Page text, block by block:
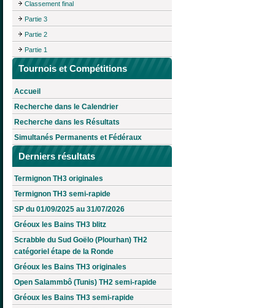
Classement final
Partie 3
Partie 2
Partie 1
Tournois et Compétitions
Accueil
Recherche dans le Calendrier
Recherche dans les Résultats
Simultanés Permanents et Fédéraux
Derniers résultats
Termignon TH3 originales
Termignon TH3 semi-rapide
SP du 01/09/2025 au 31/07/2026
Gréoux les Bains TH3 blitz
Scrabble du Sud Goëlo (Plourhan) TH2
catégoriel étape de la Ronde
Gréoux les Bains TH3 originales
Open Salammbô (Tunis) TH2 semi-rapide
Gréoux les Bains TH3 semi-rapide